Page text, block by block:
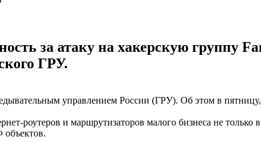
за атаку на хакерскую группу
ГРУ.
управлением России (ГРУ). Об этом в пятницу,
роутеров и маршрутизаторов малого бизнеса не
объектов.